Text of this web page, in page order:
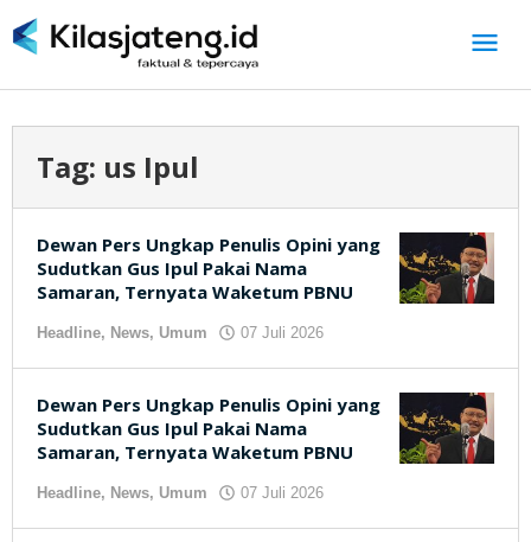
ke
Tag: us Ipul
Dewan Pers Ungkap Penulis Opini yang
Sudutkan Gus Ipul Pakai Nama
Samaran, Ternyata Waketum PBNU
Headline, News, Umum 07 Juli 2026
Dewan Pers Ungkap Penulis Opini yang
Sudutkan Gus Ipul Pakai Nama
Samaran, Ternyata Waketum PBNU
Headline, News, Umum 07 Juli 2026